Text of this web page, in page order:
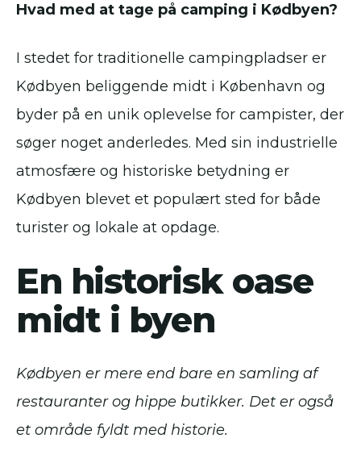
Hvad med at tage på camping i Kødbyen?
I stedet for traditionelle campingpladser er
Kødbyen beliggende midt i København og
byder på en unik oplevelse for campister, der
søger noget anderledes. Med sin industrielle
atmosfære og historiske betydning er
Kødbyen blevet et populært sted for både
turister og lokale at opdage.
En historisk oase
midt i byen
Kødbyen er mere end bare en samling af
restauranter og hippe butikker. Det er også
et område fyldt med historie.